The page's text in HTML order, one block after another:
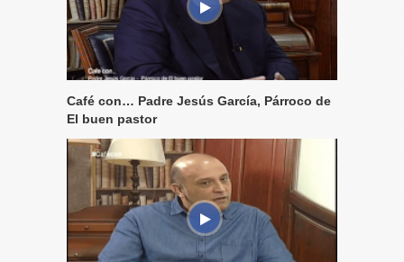
Café con… Padre Jesús García, Párroco de
El buen pastor